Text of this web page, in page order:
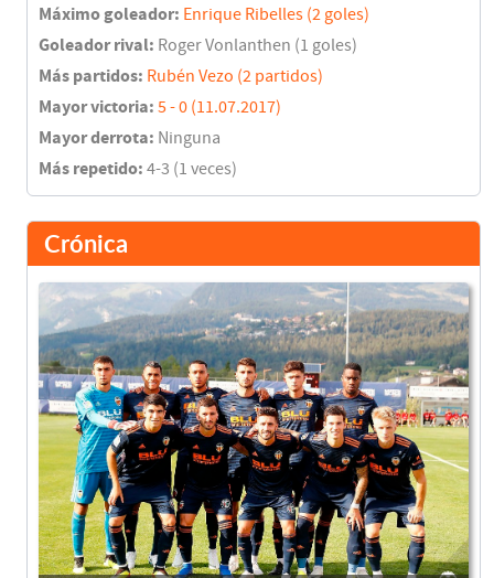
Máximo goleador: Enrique Ribelles (2 goles)
Goleador rival: Roger Vonlanthen (1 goles)
Más partidos: Rubén Vezo (2 partidos)
Mayor victoria: 5 - 0 (11.07.2017)
Mayor derrota: Ninguna
Más repetido: 4-3 (1 veces)
Crónica